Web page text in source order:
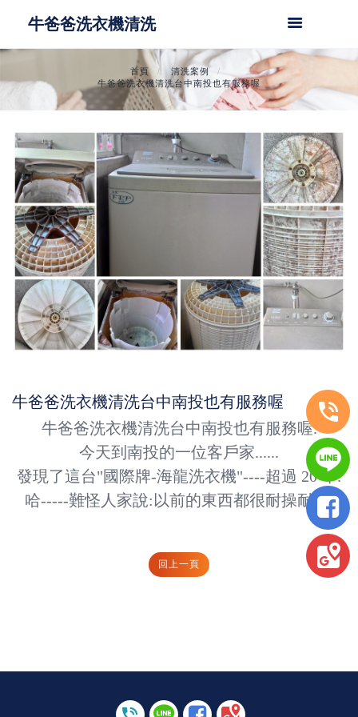
牛爸爸洗衣機清洗
首頁
清洗案例
牛爸爸洗衣機清洗台中南投也有服務喔
牛爸爸洗衣機清洗台中南投也有服務喔
牛爸爸洗衣機清洗台中南投也有服務喔.
今天到南投的一位客戶家......
發現了這台"國際牌-海龍洗衣機"----超過 20 年.
哈-----難怪人家說:以前的東西都很耐操耐用.
回上一頁